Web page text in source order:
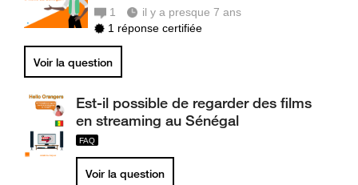
1
il y a presque 7 ans
1 réponse certifiée
Voir la question
Est-il possible de regarder des films
en streaming au Sénégal
Voir la question